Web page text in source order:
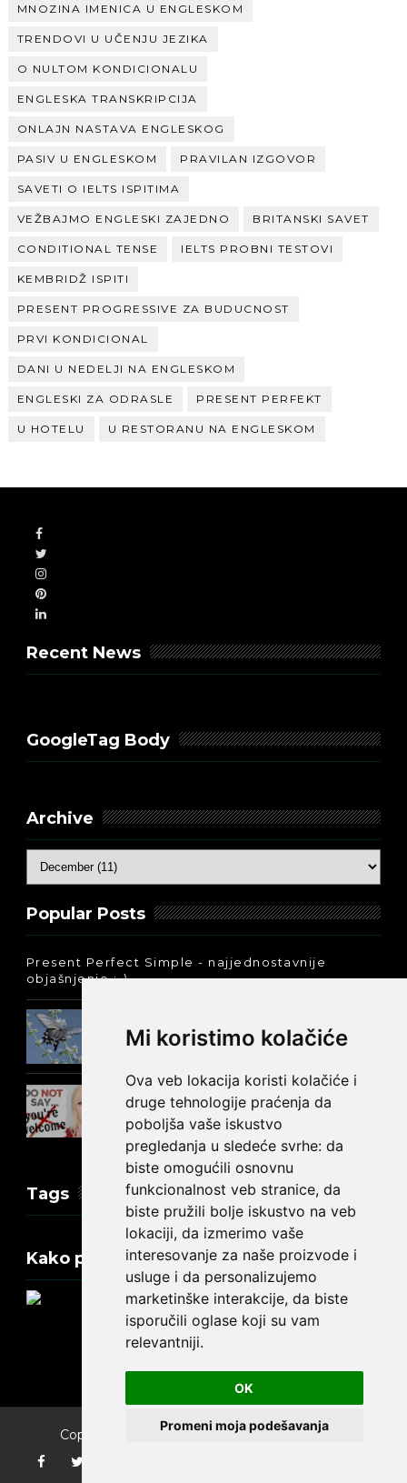
Mi koristimo kolačiće
Ova veb lokacija koristi kolačiće i
druge tehnologije praćenja da
poboljša vaše iskustvo
pregledanja u sledeće svrhe: da
biste omogućili osnovnu
funkcionalnost veb stranice, da
biste pružili bolje iskustvo na veb
lokaciji, da izmerimo vaše
interesovanje za naše proizvode i
usluge i da personalizujemo
marketinške interakcije, da biste
isporučili oglase koji su vam
relevantniji.
OK
Promeni moja podešavanja
MNOZINA IMENICA U ENGLESKOM
TRENDOVI U UČENJU JEZIKA
O NULTOM KONDICIONALU
ENGLESKA TRANSKRIPCIJA
ONLAJN NASTAVA ENGLESKOG
PASIV U ENGLESKOM PRAVILAN IZGOVOR
SAVETI O IELTS ISPITIMA
VEŽBAJMO ENGLESKI ZAJEDNO BRITANSKI SAVET
CONDITIONAL TENSE IELTS PROBNI TESTOVI
KEMBRIDŽ ISPITI
PRESENT PROGRESSIVE ZA BUDUCNOST
PRVI KONDICIONAL
DANI U NEDELJI NA ENGLESKOM
ENGLESKI ZA ODRASLE PRESENT PERFEKT
U HOTELU U RESTORANU NA ENGLESKOM
Recent News
GoogleTag Body
Archive
Popular Posts
Present Perfect Simple - najjednostavnije
objašnjenje :-)
engleskom: was ili were
Kako reći NEMA NA ČEMU na
engleskom?
Tags
Kako promeniti tekst na engleskom?
Update cookies preferences
Copyright © 2026Engleski jezik za početnike